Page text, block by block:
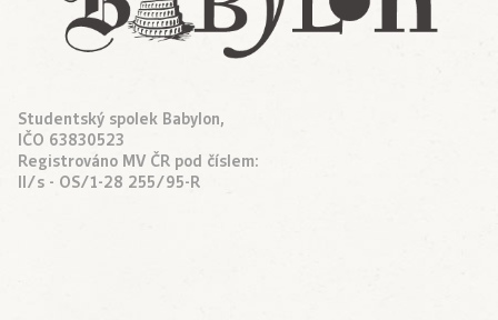
Studentský spolek Babylon,
IČO 63830523
Registrováno MV ČR pod číslem:
II/s - OS/1-28 255/95-R